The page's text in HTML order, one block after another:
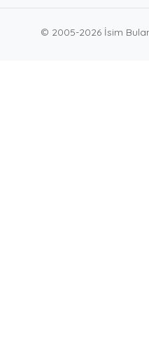
© 2005-2026 İsim